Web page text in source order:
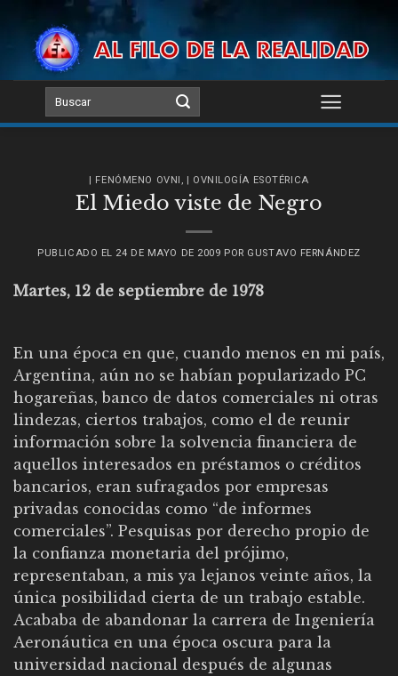
content
| FENÓMENO OVNI , | OVNILOGÍA ESOTÉRICA
El Miedo viste de Negro
PUBLICADO EL 24 DE MAYO DE 2009 POR GUSTAVO FERNÁNDEZ
Martes, 12 de septiembre de 1978
En una época en que, cuando menos en mi país,
Argentina, aún no se habían popularizado PC
hogareñas, banco de datos comerciales ni otras
lindezas, ciertos trabajos, como el de reunir
información sobre la solvencia financiera de
aquellos interesados en préstamos o créditos
bancarios, eran sufragados por empresas
privadas conocidas como “de informes
comerciales”. Pesquisas por derecho propio de
la confianza monetaria del prójimo,
representaban, a mis ya lejanos veinte años, la
única posibilidad cierta de un trabajo estable.
Acababa de abandonar la carrera de Ingeniería
Aeronáutica en una época oscura para la
universidad nacional después de algunas